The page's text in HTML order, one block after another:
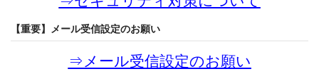
【重要】メール受信設定のお願い
⇒メール受信設定のお願い